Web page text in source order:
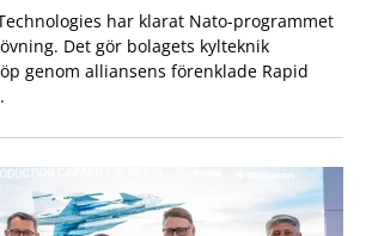
har klarat Nato-programmet
Det gör bolagets kylteknik
genom alliansens förenklade Rapid